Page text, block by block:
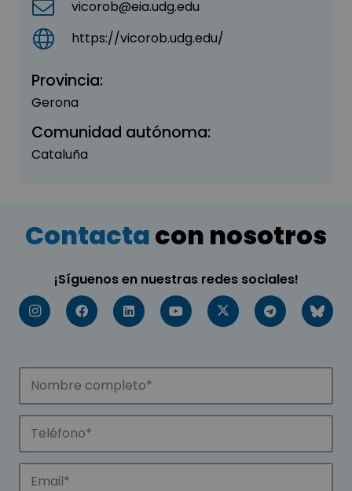
vicorob@eia.udg.edu
https://vicorob.udg.edu/
Provincia:
Gerona
Comunidad autónoma:
Cataluña
Contactacon nosotros
¡Síguenos en nuestras redes sociales!